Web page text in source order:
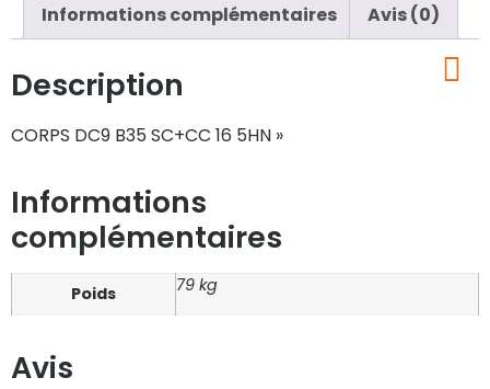
Informations complémentaires
Avis (0)
Description
CORPS DC9 B35 SC+CC 16 5HN »
Informations
complémentaires
Poids 79 kg
Avis